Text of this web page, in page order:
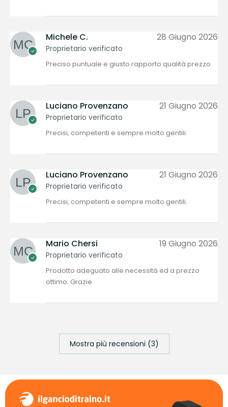
Michele C.
Proprietario verificato
28 Giugno 2026
Preciso puntuale e giusto rapporto qualità prezzo
Luciano Provenzano
Proprietario verificato
21 Giugno 2026
Precisi, competenti e sempre molto gentili.
Luciano Provenzano
Proprietario verificato
21 Giugno 2026
Precisi, competenti e sempre molto gentili.
Mario Chersi
Proprietario verificato
19 Giugno 2026
Prodotto adeguato alle necessità ed a prezzo
ottimo. Grazie
Mostra più recensioni (3)